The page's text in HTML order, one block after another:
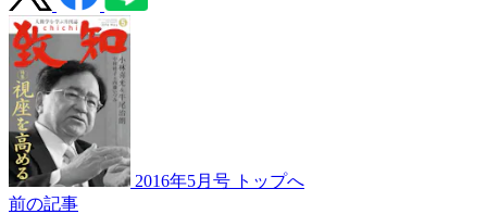
2016年5月号 トップへ
前の記事